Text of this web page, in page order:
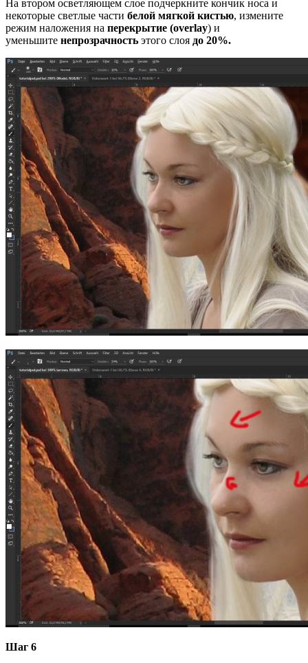
На втором осветляющем слое подчеркните кончик носа и
некоторые светлые части белой мягкой кистью, измените
режим наложения на перекрытие (overlay) и
уменьшите непрозрачность этого слоя до 20%.
Шаг 6